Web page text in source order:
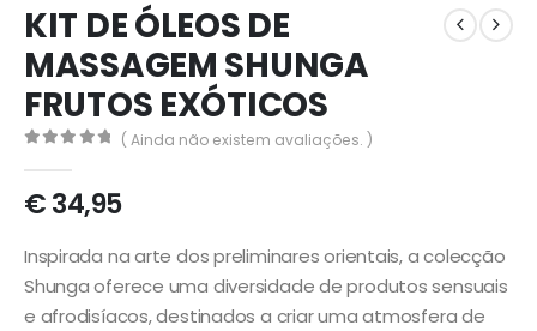
KIT DE ÓLEOS DE
MASSAGEM SHUNGA
FRUTOS EXÓTICOS
( Ainda não existem avaliações. )
€34,95
Inspirada na arte dos preliminares orientais, a colecção
Shunga oferece uma diversidade de produtos sensuais
e afrodisíacos, destinados a criar uma atmosfera de